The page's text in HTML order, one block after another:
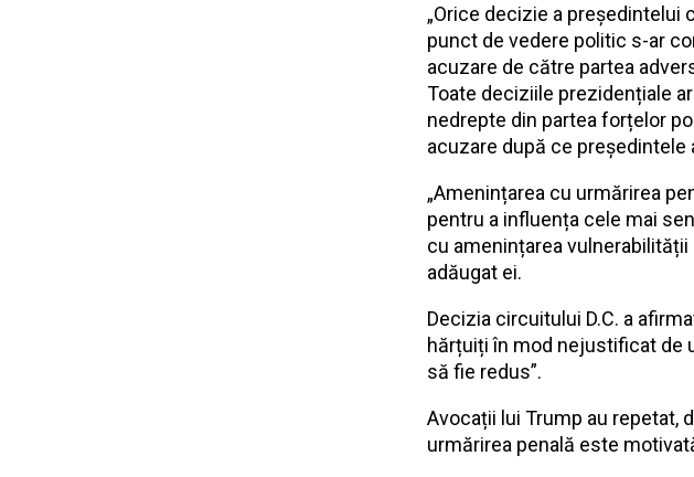
„Orice decizie a
punct de vedere politic s-ar
acuzare de către partea
Toate deciziile prezidențiale
nedrepte din partea forțelor
acuzare după ce președintele
„Amenințarea cu urmărirea
pentru a influența cele mai
cu amenințarea
adăugat ei.
Decizia circuitului D.C. a
hărțuiți în mod nejustificat de
să fie redus”.
Avocații lui Trump au repetat,
urmărirea penală este